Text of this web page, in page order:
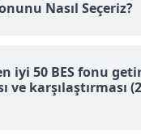
Nasıl Seçeriz?
iyi 50 BES fonu
ve karşılaştırması